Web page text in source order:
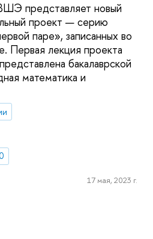
представляет новый
проект — серию
паре», записанных во
Первая лекция проекта
бакалаврской
математика и
17 мая, 2023 г.